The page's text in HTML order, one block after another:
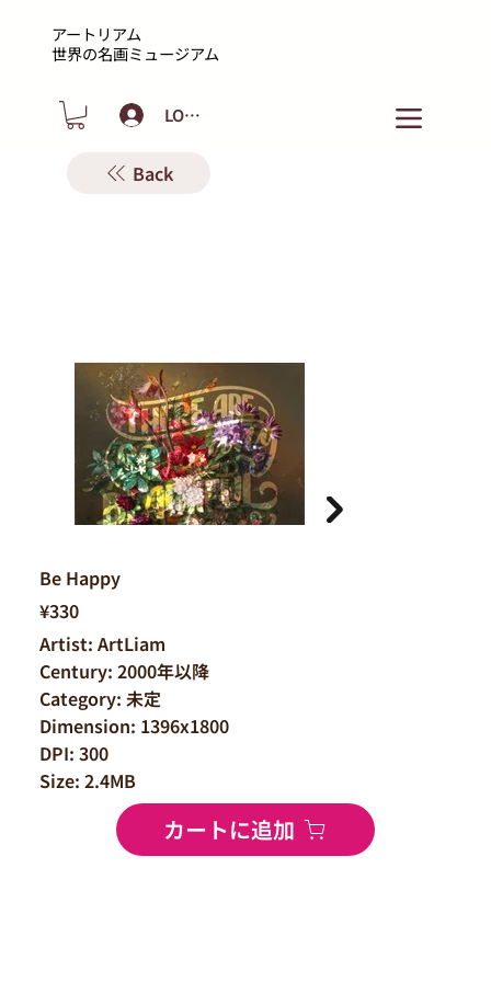
アートリアム
​世界の名画ミュージアム
LOGIN
Back
¥330
Artist: ArtLiam
Century: 2000年以降
Category: 未定
Dimension: 1396x1800
DPI: 300
Size: 2.4MB
カートに追加
Be Happy